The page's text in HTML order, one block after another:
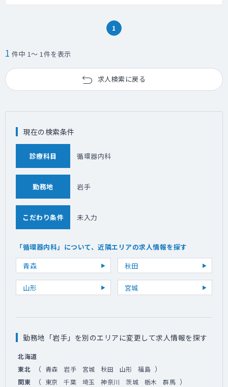
1
1 件中 1～ 1件を表示
求人検索に戻る
現在の検索条件
診療科目 循環器内科
勤務地 岩手
こだわり条件 未入力
「循環器内科」について、近隣エリアの求人情報を探す
青森
秋田
山形 宮城
勤務地「岩手」を別のエリアに変更して求人情報を探す
北海道
東北
（ 青森 岩手 宮城 秋田 山形 福島 ）
関東 （ 東京 千葉 埼玉 神奈川 茨城 栃木 群馬 ）